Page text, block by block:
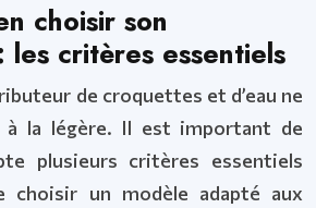
choisir son
critères essentiels
de croquettes et d’eau ne
la légère. Il est important de
plusieurs critères essentiels
choisir un modèle adapté aux